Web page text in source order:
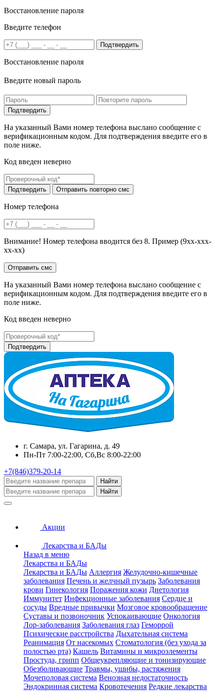
Восстановление пароля
Введите телефон
Подтвердить
Восстановление пароля
Введите новый пароль
На указанный Вами номер телефона выслано сообщение с
верификационным кодом. Для подтверждения введите его в
поле ниже.
Код введен неверно
Номер телефона
Внимание! Номер телефона вводится без 8. Пример (9хх-ххх-
хх-хх)
На указанный Вами номер телефона выслано сообщение с
верификационным кодом. Для подтверждения введите его в
поле ниже.
Код введен неверно
г. Самара, ул. Гагарина, д. 49
Пн-Пт 7:00-22:00, Сб,Вс 8:00-22:00
+7(846)379-20-14
Найти
Найти
Акции
Лекарства и БАДы
Назад в меню
Лекарства и БАДы
Лекарства и БАДы Аллергия Желудочно-кишечные
заболевания Печень и желчный пузырь Заболевания
крови Гинекология Поражения кожи Диетология
Иммунитет Инфекционные заболевания Сердце и
сосуды Вредные привычки Мозговое кровообращение
Суставы и позвоночник Успокаивающие Онкология
Лор-заболевания Заболевания глаз Геморрой
Психические расстройства Дыхательная система
Реанимация От насекомых Стоматология (без ухода за
полостью рта) Кашель Витамины и микроэлементы
Простуда, грипп Общеукрепляющие и тонизирующие
Обезболивающие Травмы, ушибы, растяжения
Мочеполовая система Венозная недостаточность
Эндокринная система Кровотечения Редкие лекарства